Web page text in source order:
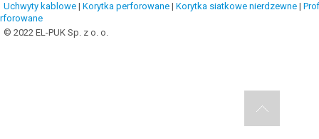
Uchwyty kablowe | Korytka perforowane | Korytka siatkowe nierdzewne |
© 2022 EL-PUK Sp. z o. o.